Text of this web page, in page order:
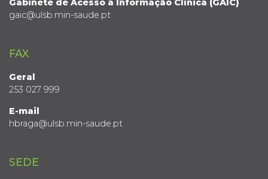
gaic@ulsb.min-saude.pt
FAX
Geral
253 027 999
E-mail
hbraga@ulsb.min-saude.pt
SEDE